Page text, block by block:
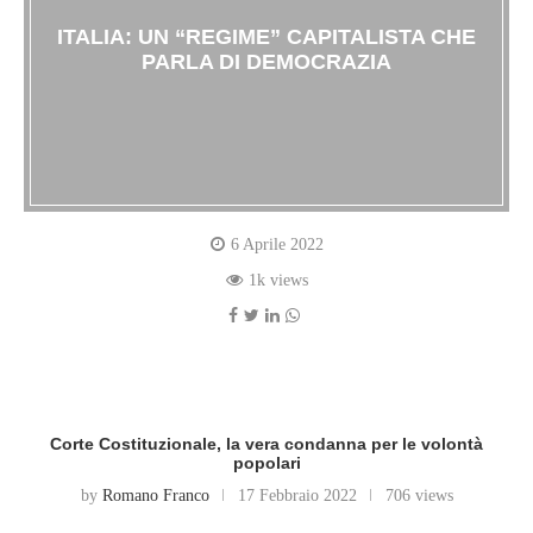
ITALIA: UN “REGIME” CAPITALISTA CHE
PARLA DI DEMOCRAZIA
6 Aprile 2022
1k views
Corte Costituzionale, la vera condanna per le volontà
popolari
by Romano Franco 17 Febbraio 2022 706 views